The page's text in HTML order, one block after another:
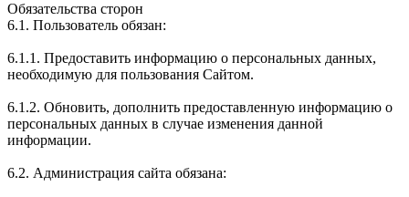
Обязательства сторон
6.1. Пользователь обязан:
6.1.1. Предоставить информацию о персональных данных,
необходимую для пользования Сайтом.
6.1.2. Обновить, дополнить предоставленную информацию о
персональных данных в случае изменения данной
информации.
6.2. Администрация сайта обязана: